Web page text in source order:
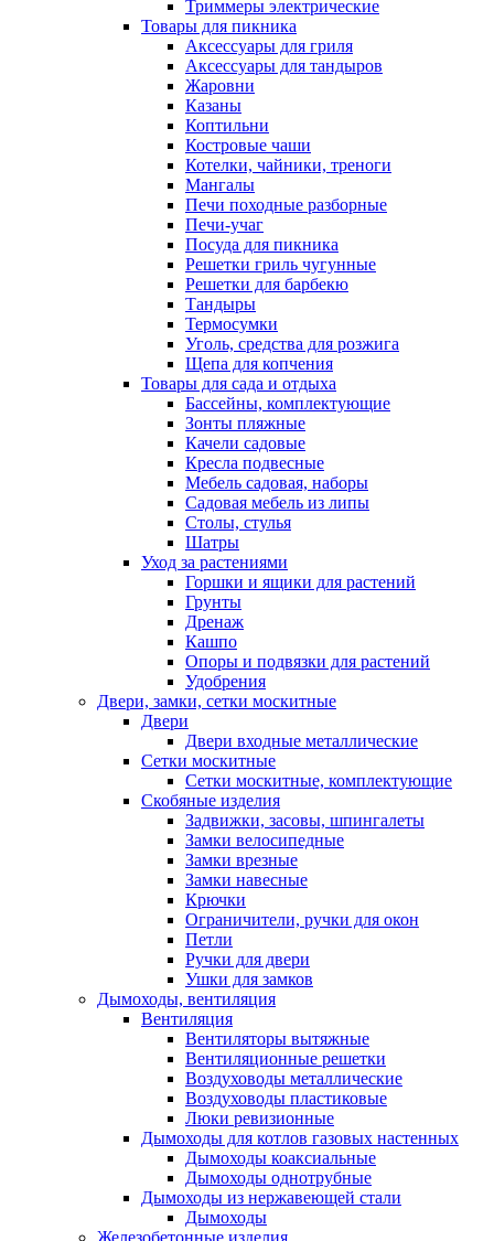
Триммеры электрические
Товары для пикника
Аксессуары для гриля
Аксессуары для тандыров
Жаровни
Казаны
Коптильни
Костровые чаши
Котелки, чайники, треноги
Мангалы
Печи походные разборные
Печи-учаг
Посуда для пикника
Решетки гриль чугунные
Решетки для барбекю
Тандыры
Термосумки
Уголь, средства для розжига
Щепа для копчения
Товары для сада и отдыха
Бассейны, комплектующие
Зонты пляжные
Качели садовые
Кресла подвесные
Мебель садовая, наборы
Садовая мебель из липы
Столы, стулья
Шатры
Уход за растениями
Горшки и ящики для растений
Грунты
Дренаж
Кашпо
Опоры и подвязки для растений
Удобрения
Двери, замки, сетки москитные
Двери
Двери входные металлические
Сетки москитные
Сетки москитные, комплектующие
Скобяные изделия
Задвижки, засовы, шпингалеты
Замки велосипедные
Замки врезные
Замки навесные
Крючки
Ограничители, ручки для окон
Петли
Ручки для двери
Ушки для замков
Дымоходы, вентиляция
Вентиляция
Вентиляторы вытяжные
Вентиляционные решетки
Воздуховоды металлические
Воздуховоды пластиковые
Люки ревизионные
Дымоходы для котлов газовых настенных
Дымоходы коаксиальные
Дымоходы однотрубные
Дымоходы из нержавеющей стали
Дымоходы
Железобетонные изделия